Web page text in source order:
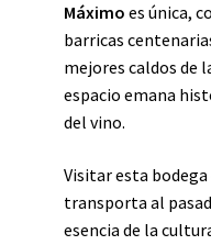
Máximo es única,
barricas
mejores caldos de
espacio emana
del vino.
Visitar esta bodega
transporta al
esencia de la